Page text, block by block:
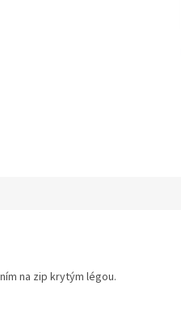
na zip krytým légou.